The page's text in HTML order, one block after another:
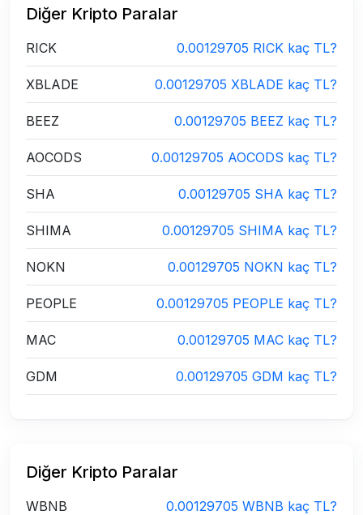
Diğer Kripto Paralar
RICK 0.00129705 RICK kaç TL?
XBLADE 0.00129705 XBLADE kaç TL?
BEEZ 0.00129705 BEEZ kaç TL?
AOCODS 0.00129705 AOCODS kaç TL?
SHA 0.00129705 SHA kaç TL?
SHIMA 0.00129705 SHIMA kaç TL?
NOKN 0.00129705 NOKN kaç TL?
PEOPLE 0.00129705 PEOPLE kaç TL?
MAC 0.00129705 MAC kaç TL?
GDM 0.00129705 GDM kaç TL?
Diğer Kripto Paralar
WBNB 0.00129705 WBNB kaç TL?